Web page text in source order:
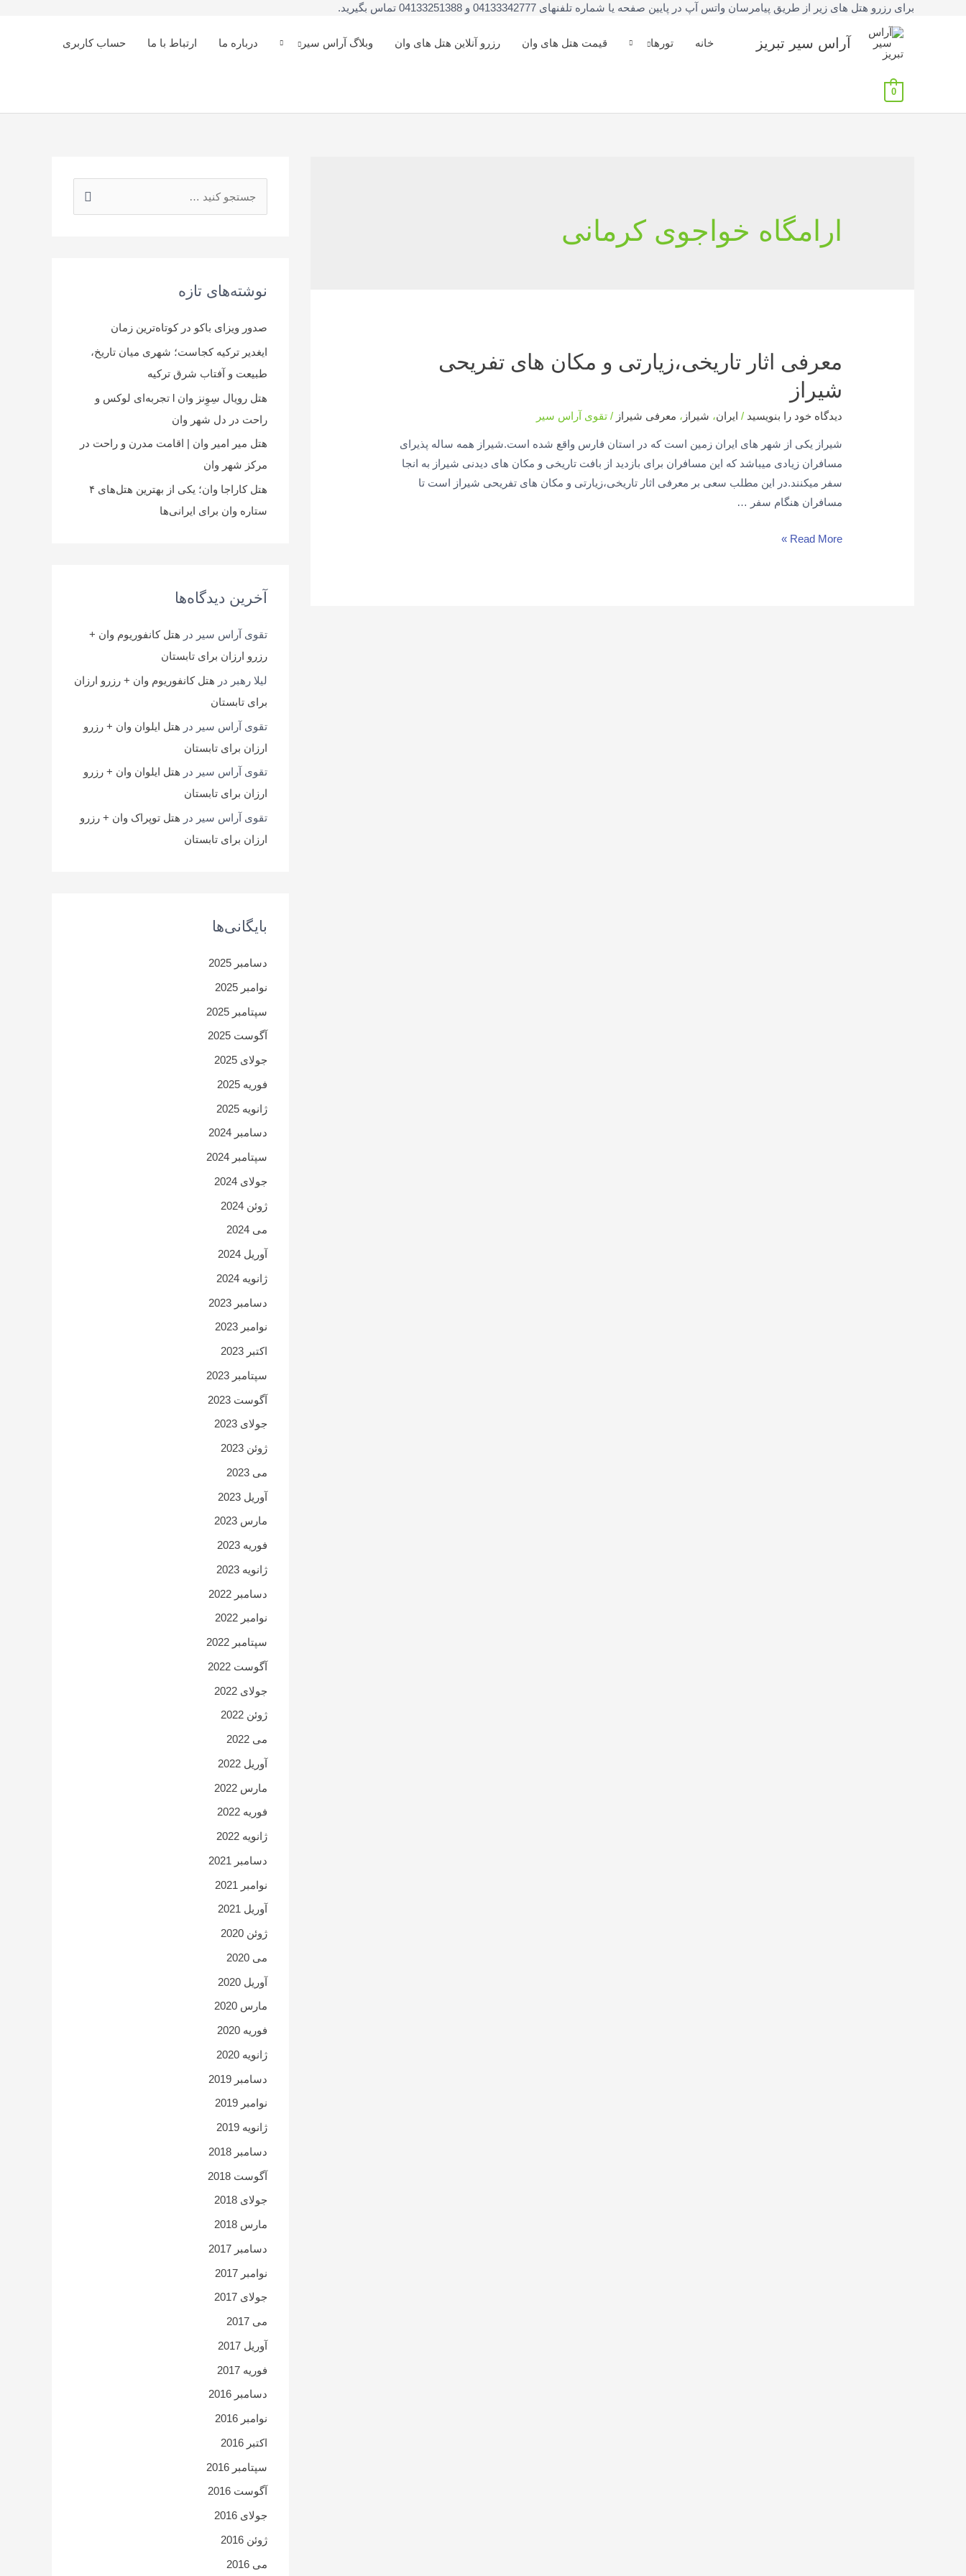
برای رزرو هتل های زیر از طریق پیامرسان واتس آپ در پایین صفحه یا شماره تلفنهای 04133342777 و 04133251388 تماس بگیرید.
آراس سیر تبریز خانه تورها قیمت هتل های وان رزرو آنلاین هتل های وان وبلاگ آراس سیر درباره ما ارتباط با ما حساب کاربری
0
ارامگاه خواجوی کرمانی
معرفی اثار تاریخی،زیارتی و مکان های تفریحی
شیراز
دیدگاه‌ خود را بنویسید / ایران، شیراز ، معرفی شیراز /تقوی آراس سیر
شیراز یکی از شهر های ایران زمین است که در استان فارس واقع شده است.شیراز همه ساله پذیرای
مسافران زیادی میباشد که این مسافران برای بازدید از بافت تاریخی و مکان های دیدنی شیراز به انجا
سفر میکنند.در این مطلب سعی بر معرفی اثار تاریخی،زیارتی و مکان های تفریحی شیراز است تا
مسافران هنگام سفر …
Read More »
نوشته‌های تازه
صدور ویزای باکو در کوتاه‌ترین زمان
ایغدیر ترکیه کجاست؛ شهری میان تاریخ،
طبیعت و آفتاب شرق ترکیه
هتل رویال سِوِنز وان l تجربه‌ای لوکس و
راحت در دل شهر وان
هتل میر امیر وان | اقامت مدرن و راحت در
مرکز شهر وان
هتل کاراجا وان؛ یکی از بهترین هتل‌های ۴
ستاره وان برای ایرانی‌ها
آخرین دیدگاه‌ها
تقوی آراس سیر در هتل کانفوریوم وان +
رزرو ارزان برای تابستان
لیلا رهبر در هتل کانفوریوم وان + رزرو ارزان
برای تابستان
تقوی آراس سیر در هتل ایلوان وان + رزرو
ارزان برای تابستان
تقوی آراس سیر در هتل ایلوان وان + رزرو
ارزان برای تابستان
تقوی آراس سیر در هتل توپراک وان + رزرو
ارزان برای تابستان
بایگانی‌ها
دسامبر 2025
نوامبر 2025
سپتامبر 2025
آگوست 2025
جولای 2025
فوریه 2025
ژانویه 2025
دسامبر 2024
سپتامبر 2024
جولای 2024
ژوئن 2024
می 2024
آوریل 2024
ژانویه 2024
دسامبر 2023
نوامبر 2023
اکتبر 2023
سپتامبر 2023
آگوست 2023
جولای 2023
ژوئن 2023
می 2023
آوریل 2023
مارس 2023
فوریه 2023
ژانویه 2023
دسامبر 2022
نوامبر 2022
سپتامبر 2022
آگوست 2022
جولای 2022
ژوئن 2022
می 2022
آوریل 2022
مارس 2022
فوریه 2022
ژانویه 2022
دسامبر 2021
نوامبر 2021
آوریل 2021
ژوئن 2020
می 2020
آوریل 2020
مارس 2020
فوریه 2020
ژانویه 2020
دسامبر 2019
نوامبر 2019
ژانویه 2019
دسامبر 2018
آگوست 2018
جولای 2018
مارس 2018
دسامبر 2017
نوامبر 2017
جولای 2017
می 2017
آوریل 2017
فوریه 2017
دسامبر 2016
نوامبر 2016
اکتبر 2016
سپتامبر 2016
آگوست 2016
جولای 2016
ژوئن 2016
می 2016